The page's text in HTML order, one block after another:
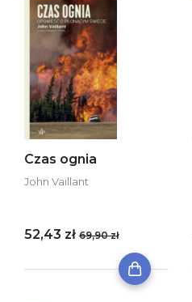
Czas ognia
John Vaillant
52,43 zł 69,90 zł